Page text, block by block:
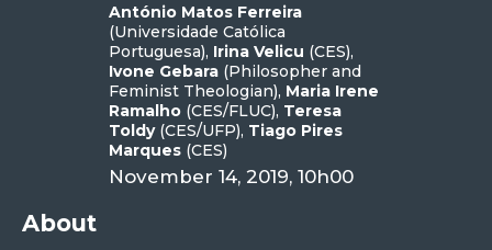
António Matos Ferreira
(Universidade Católica
Portuguesa), Irina Velicu (CES),
Ivone Gebara (Philosopher and
Feminist Theologian), Maria Irene
Ramalho (CES/FLUC), Teresa
Toldy(CES/UFP), Tiago Pires
Marques (CES)
November 14, 2019, 10h00
About